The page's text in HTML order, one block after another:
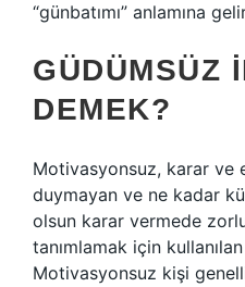
“günbatımı” anlamına
GÜDÜMSÜZ
DEMEK?
Motivasyonsuz, karar ve
duymayan ve ne kadar
olsun karar vermede
tanımlamak için
Motivasyonsuz kişi